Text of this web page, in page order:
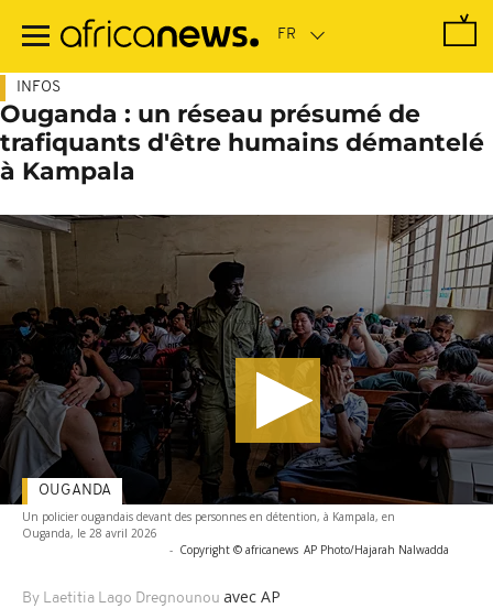
contenu
INFOS
Ouganda : un réseau présumé de
trafiquants d'être humains démantelé
à Kampala
Un policier ougandais devant des personnes en détention, à Kampala, en
Ouganda, le 28 avril 2026
- Copyright © africanews AP Photo/Hajarah Nalwadda
By Laetitia Lago Dregnounou avec AP
OUGANDA